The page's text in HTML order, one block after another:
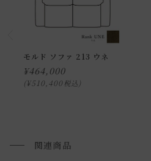
モルド ソファ 213 ウネ
¥464,000
¥510,400 税込
関連商品